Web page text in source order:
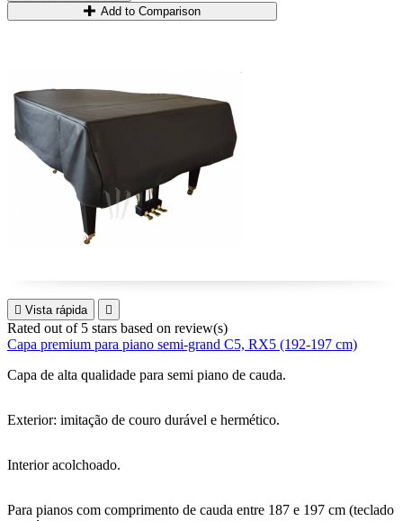
Add to Comparison
 Vista rápida 
Rated out of 5 stars based on review(s)
Capa premium para piano semi-grand C5, RX5 (192-197 cm)
Capa de alta qualidade para semi piano de cauda.
Exterior: imitação de couro durável e hermético.
Interior acolchoado.
Para pianos com comprimento de cauda entre 187 e 197 cm (teclado